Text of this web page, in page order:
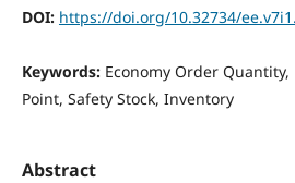
DOI: https://doi.org/10.32734/
Keywords: Economy Order
Point, Safety Stock, Inventory
Abstract